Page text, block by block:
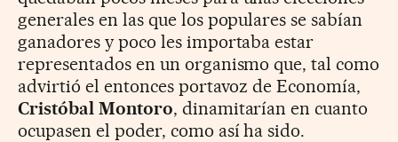
generales en las que los populares se sabían
ganadores y poco les importaba estar
representados en un organismo que, tal como
advirtió el entonces portavoz de Economía,
Cristóbal Montoro, dinamitarían en cuanto
ocupasen el poder, como así ha sido.